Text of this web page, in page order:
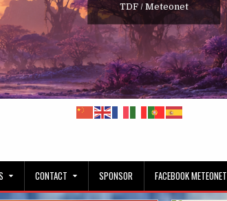
TDF / Meteonet
CONTACT SPONSOR FACEBOOK METEONET